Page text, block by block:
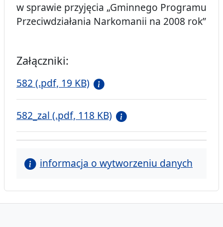
w sprawie przyjęcia „Gminnego Programu
Przeciwdziałania Narkomanii na 2008 rok”
Załączniki:
582 (.pdf, 19 KB)
582_zal (.pdf, 118 KB)
informacja o wytworzeniu danych